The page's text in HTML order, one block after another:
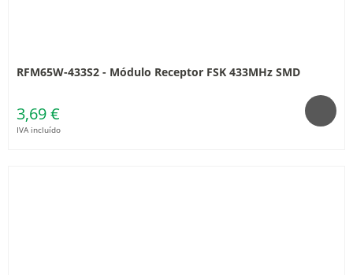
RFM65W-433S2 - Módulo Receptor FSK 433MHz SMD
3,69 €
IVA incluído